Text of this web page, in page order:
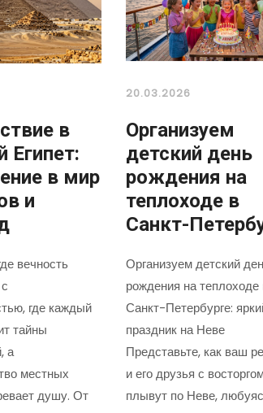
в
Египет:
в мир
и
вечность
где каждый
тайны
а
местных
душу. От
20.03.2026
Организуем
детский день
рождения на
теплоходе в
Санкт-
Организуем детский
рождения на теплоходе
Санкт-Петербурге:
праздник на Неве
Представьте, как ваш
и его друзья с
плывут по Неве,